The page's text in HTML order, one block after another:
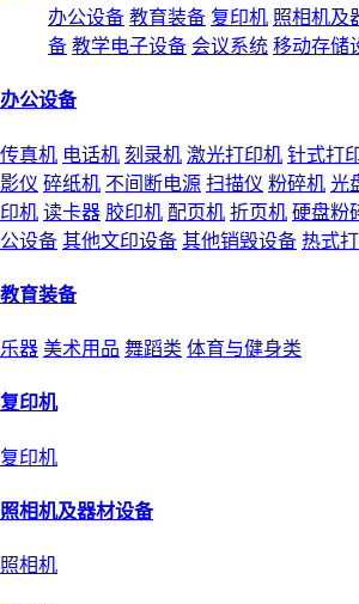
办公设备 教育装备 复印机 照相机及
备 教学电子设备 会议系统 移动存储
办公设备
传真机 电话机 刻录机 激光打印机 针式打
影仪 碎纸机 不间断电源 扫描仪 粉碎机 光
印机 读卡器 胶印机 配页机 折页机 硬盘粉
公设备 其他文印设备 其他销毁设备 热式
教育装备
乐器 美术用品 舞蹈类 体育与健身类
复印机
复印机
照相机及器材设备
照相机